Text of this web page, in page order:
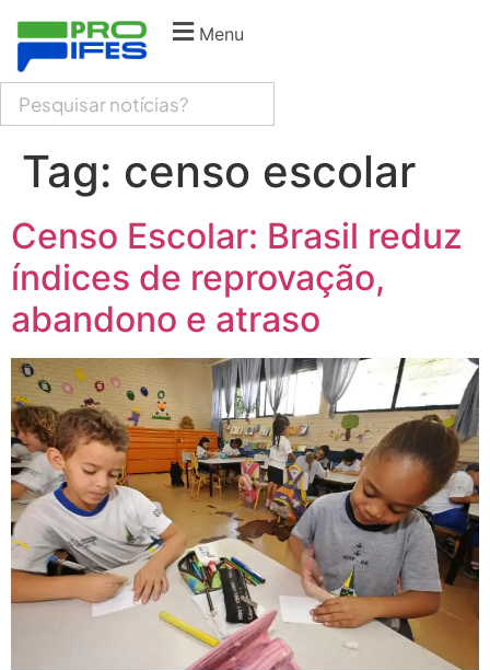
Menu
Tag: censo escolar
Censo Escolar: Brasil reduz
índices de reprovação,
abandono e atraso